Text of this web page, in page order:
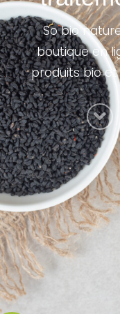
So bio
boutique en
produits bio